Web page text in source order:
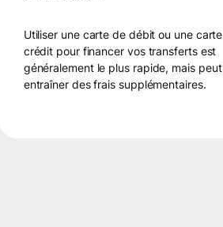
utiliser une carte de débit ou une carte de
crédit pour financer vos transferts est
généralement le plus rapide, mais peut
entraîner des frais supplémentaires.